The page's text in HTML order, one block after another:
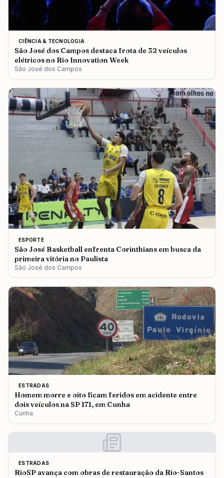
CIÊNCIA & TECNOLOGIA
São José dos Campos destaca frota de 32 veículos
elétricos no Rio Innovation Week
São José dos Campos
ESPORTE
São José Basketball enfrenta Corinthians em busca da
primeira vitória no Paulista
São José dos Campos
ESTRADAS
Homem morre e oito ficam feridos em acidente entre
dois veículos na SP 171, em Cunha
Cunha
ESTRADAS
RioSP avança com obras de restauração da Rio-Santos